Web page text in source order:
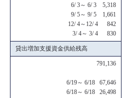
6/ 3～ 6/ 3 5,318
9/ 5～ 9/ 5 1,661
12/ 4～12/ 4 842
3/ 4～ 3/ 4 830
貸出増加支援資金供給残高
791,136
6/19～ 6/18 67,646
6/18～ 6/18 26,498